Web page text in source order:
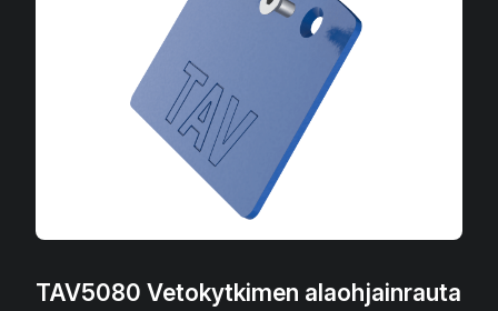
TAV5080 Vetokytkimen alaohjainrauta